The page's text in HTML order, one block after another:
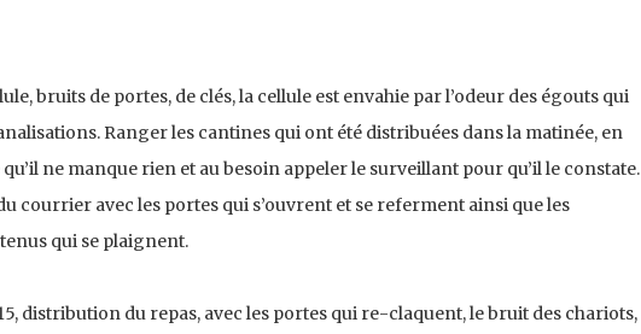
bruits de portes, de clés, la cellule est envahie par l’odeur des égouts qui
Ranger les cantines qui ont été distribuées dans la matinée, en
ne manque rien et au besoin appeler le surveillant pour qu’il le constate.
courrier avec les portes qui s’ouvrent et se referment ainsi que les
qui se plaignent.
15, distribution du repas, avec les portes qui re-claquent, le bruit des chariots,